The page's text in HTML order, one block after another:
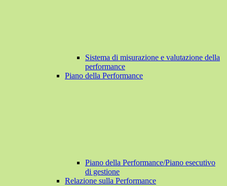
Sistema di misurazione e valutazione della
performance
Piano della Performance
Piano della Performance/Piano esecutivo
di gestione
Relazione sulla Performance